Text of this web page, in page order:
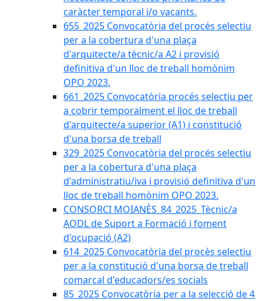
caràcter temporal i/o vacants.
655_2025 Convocatòria del procés selectiu
per a la cobertura d'una plaça
d'arquitecte/a tècnic/a A2 i provisió
definitiva d'un lloc de treball homònim
OPO 2023.
661_2025 Convocatòria procés selectiu per
a cobrir temporalment el lloc de treball
d'arquitecte/a superior (A1) i constitució
d'una borsa de treball
329_2025 Convocatòria del procés selectiu
per a la cobertura d'una plaça
d'administratiu/iva i provisió definitiva d'un
lloc de treball homònim OPO 2023.
CONSORCI MOIANÈS_84_2025_Tècnic/a
AODL de Suport a Formació i foment
d'ocupació (A2)
614_2025 Convocatòria del procès selectiu
per a la constitució d'una borsa de treball
comarcal d'educadors/es socials
85_2025 Convocatòria per a la selecció de 4